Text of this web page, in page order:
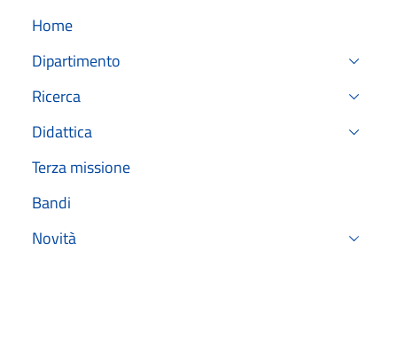
Home
Dipartimento
Ricerca
Didattica
Terza missione
Bandi
Novità